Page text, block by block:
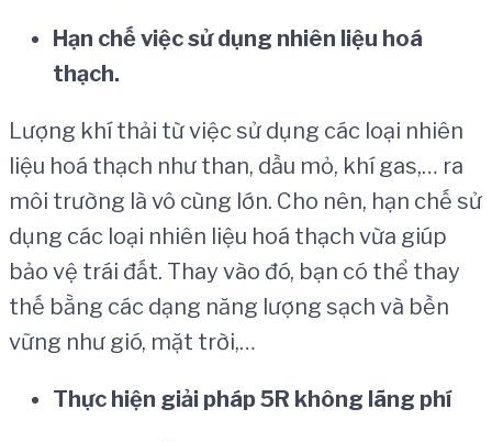
Hạn chếviệc sửdụng nhiên liệu hoá
thạch.
Lượng khí thải từ việc sử dụng các loại nhiên
liệu hoá thạch như than, dầu mỏ, khí gas,… ra
môi trường là vô cùng lớn. Cho nên, hạn chế sử
dụng các loại nhiên liệu hoá thạch vừa giúp
bảo vệ trái đất. Thay vào đó, bạn có thể thay
thế bằng các dạng năng lượng sạch và bền
vững như gió, mặt trời,…
Thực hiện giải pháp 5R không lãng phí